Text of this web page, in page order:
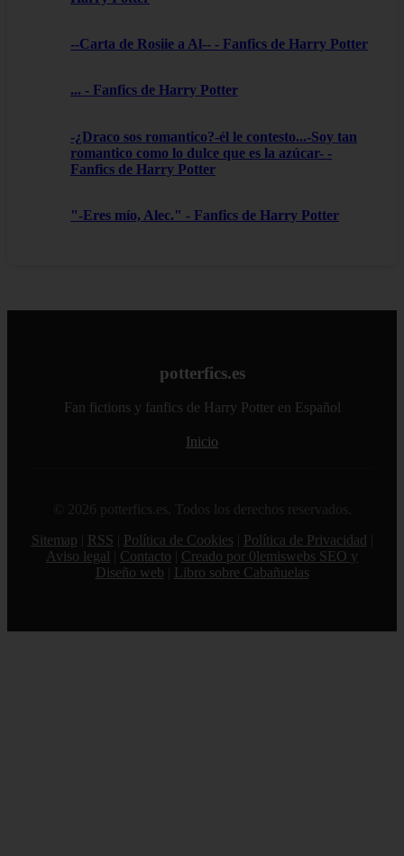
--Carta de Rosiie a Al-- - Fanfics de Harry Potter
... - Fanfics de Harry Potter
-¿Draco sos romantico?-él le contesto...-Soy tan
romantico como lo dulce que es la azúcar- -
Fanfics de Harry Potter
"-Eres mío, Alec." - Fanfics de Harry Potter
potterfics.es
Fan fictions y fanfics de Harry Potter en Español
Inicio
© 2026 potterfics.es. Todos los derechos reservados.
Sitemap
RSS Política de Cookies Política de Privacidad
Aviso legal
Contacto
Creado por 0lemiswebs SEO y
Diseño web
Libro sobre Cabañuelas